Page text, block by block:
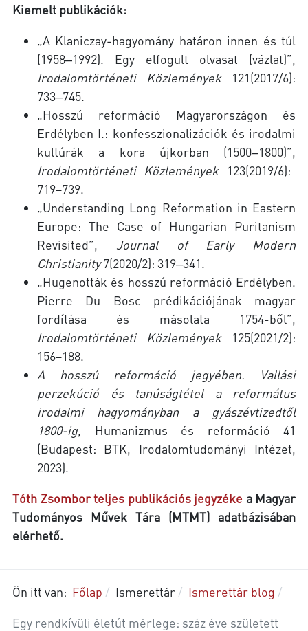
Kiemelt publikációk:
„A Klaniczay-hagyomány határon innen és túl
(1958‒1992). Egy elfogult olvasat (vázlat)”,
Irodalomtörténeti Közlemények121(2017/6):
733‒745.
„Hosszú reformáció Magyarországon és
Erdélyben I.: konfesszionalizációk és irodalmi
kultúrák a kora újkorban (1500‒1800)”,
Irodalomtörténeti Közlemények123(2019/6):
719–739.
„Understanding Long Reformation in Eastern
Europe: The Case of Hungarian Puritanism
Revisited”, Journal of Early Modern
Christianity7(2020/2): 319‒341.
„Hugenották és hosszú reformáció Erdélyben.
Pierre Du Bosc prédikációjának magyar
fordítása és másolata 1754-ből”,
Irodalomtörténeti Közlemények125(2021/2):
156–188.
A hosszú reformáció jegyében. Vallási
perzekúció és tanúságtétel a református
irodalmi hagyományban a gyászévtizedtől
1800-ig, Humanizmus és reformáció 41
(Budapest: BTK, Irodalomtudományi Intézet,
2023).
Tóth Zsombor teljes publikációs jegyzéke a Magyar
Tudományos Művek Tára (MTMT) adatbázisában
elérhető.
Ön itt van: Főlap Ismerettár
Ismerettár blog
Egy rendkívüli életút mérlege: száz éve született